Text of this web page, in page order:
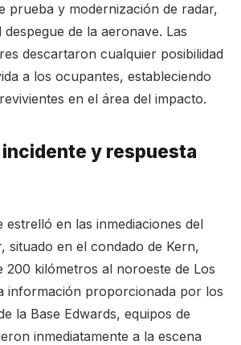
prueba y modernización de radar,
de la aeronave. Las
descartaron cualquier posibilidad
a los ocupantes, estableciendo
en el área del impacto.
y respuesta
estrelló en las inmediaciones del
situado en el condado de Kern,
200 kilómetros al noroeste de Los
información proporcionada por los
la Base Edwards, equipos de
inmediatamente a la escena